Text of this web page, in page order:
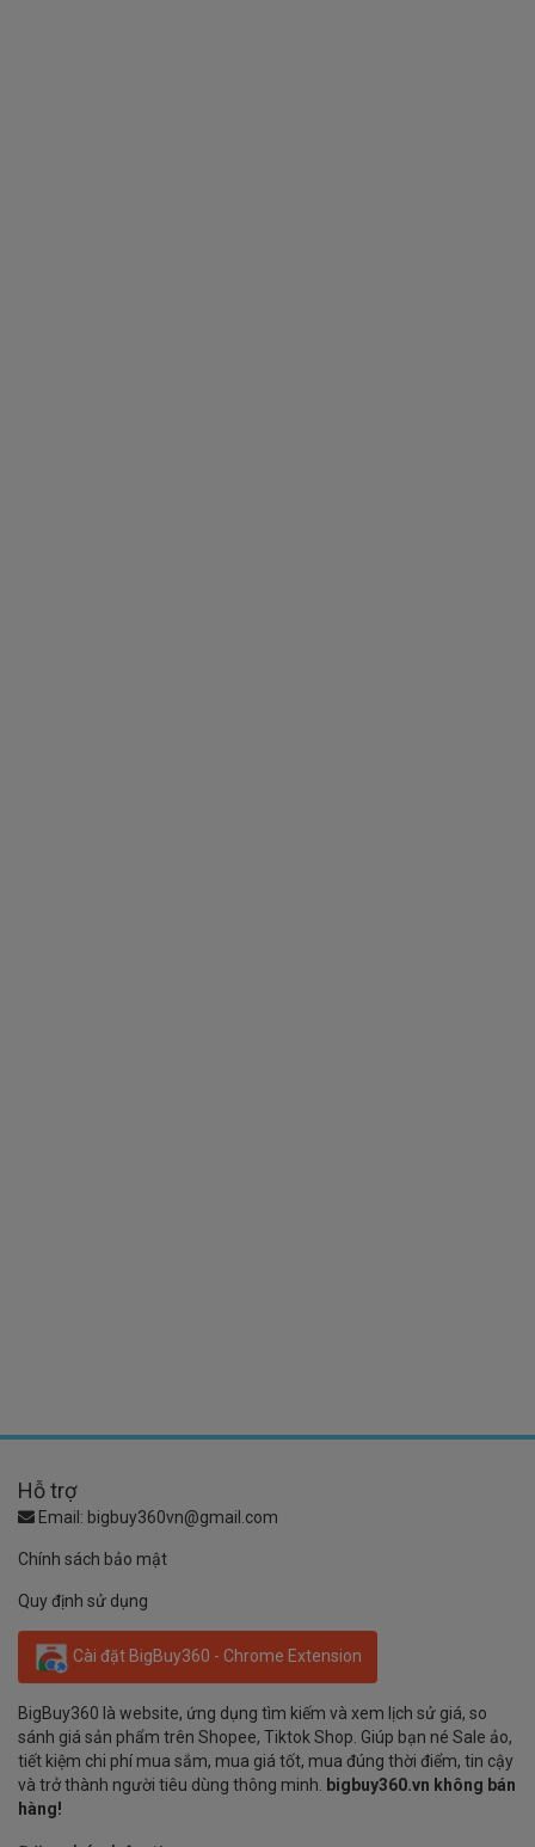
Hỗ trợ
Email: bigbuy360vn@gmail.com
Chính sách bảo mật
Quy định sử dụng
Cài đặt BigBuy360 - Chrome Extension
BigBuy360 là website, ứng dụng tìm kiếm và xem lịch sử giá, so
sánh giá sản phẩm trên Shopee, Tiktok Shop. Giúp bạn né Sale ảo,
tiết kiệm chi phí mua sắm, mua giá tốt, mua đúng thời điểm, tin cậy
và trở thành người tiêu dùng thông minh. bigbuy360.vn không bán
hàng!